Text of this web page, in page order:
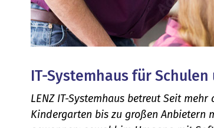
IT-Systemhaus für
LENZ IT-Systemhaus betreut Seit
Kindergarten bis zu großen Anbietern